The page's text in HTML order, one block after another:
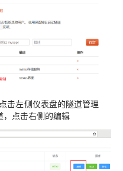
击左侧仪表盘的隧道管理
点击右侧的编辑